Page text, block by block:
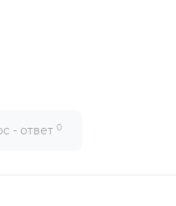
- ответ 0